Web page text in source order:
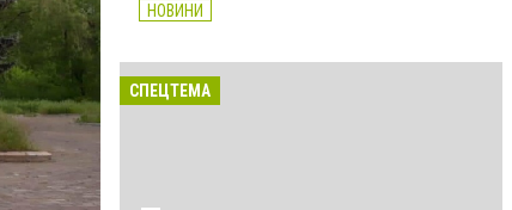
НОВИНИ
СПЕЦТЕМА